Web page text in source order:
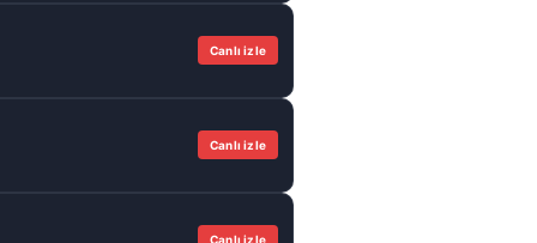
Canlı izle
Canlı izle
Canlı izle